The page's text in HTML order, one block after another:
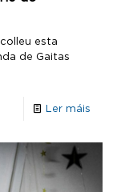
esta
de Gaitas
Ler máis